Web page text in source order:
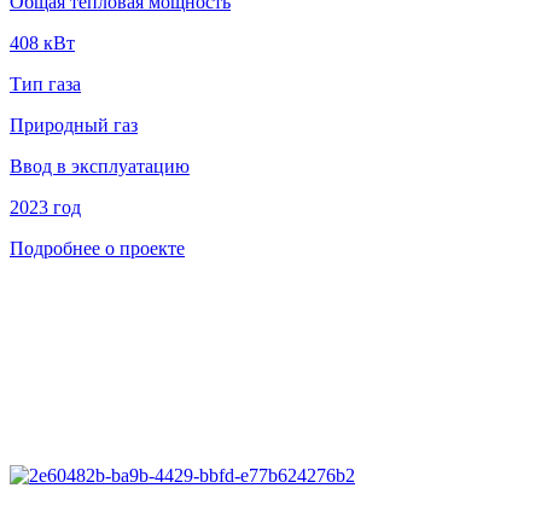
408 кВт
Тип газа
Природный газ
Ввод в эксплуатацию
2023 год
Подробнее о проекте